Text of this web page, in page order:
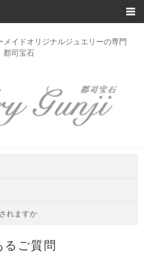
イドオリジナルジュエリーの専門
郡司宝石
れますか
るご質問